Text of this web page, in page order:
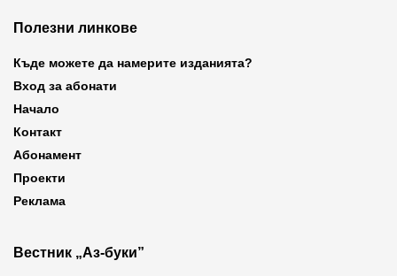
Полезни линкове
Къде можете да намерите изданията?
Вход за абонати
Начало
Контакт
Абонамент
Проекти
Реклама
Вестник „Аз-буки”